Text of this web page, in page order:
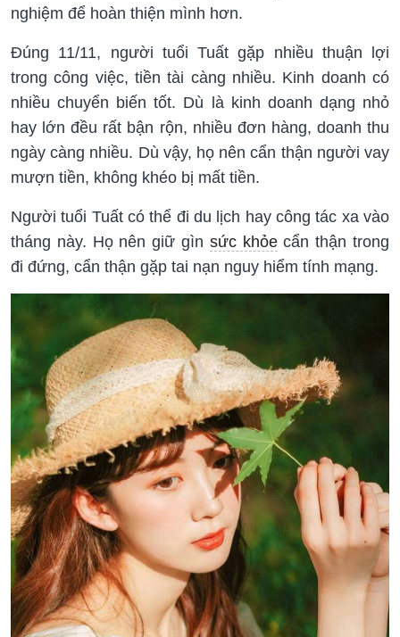
nghiệm để hoàn thiện mình hơn.
Đúng 11/11, người tuổi Tuất gặp nhiều thuận lợi
trong công việc, tiền tài càng nhiều. Kinh doanh có
nhiều chuyển biến tốt. Dù là kinh doanh dạng nhỏ
hay lớn đều rất bận rộn, nhiều đơn hàng, doanh thu
ngày càng nhiều. Dù vậy, họ nên cẩn thận người vay
mượn tiền, không khéo bị mất tiền.
Người tuổi Tuất có thể đi du lịch hay công tác xa vào
tháng này. Họ nên giữ gìn sức khỏecẩn thận trong
đi đứng, cẩn thận gặp tai nạn nguy hiểm tính mạng.